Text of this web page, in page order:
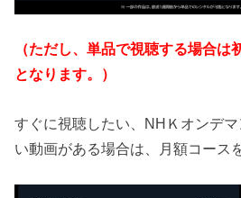
（ただし、単品で視聴する場合は
となります。）
すぐに視聴したい、NHＫオンデ
い動画がある場合は、月額コース